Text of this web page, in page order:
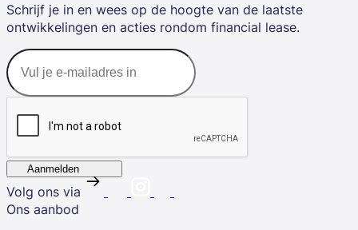
Schrijf je in en wees op de hoogte van de laatste
ontwikkelingen en acties rondom financial lease.
Aanmelden
Volg ons via
Ons aanbod